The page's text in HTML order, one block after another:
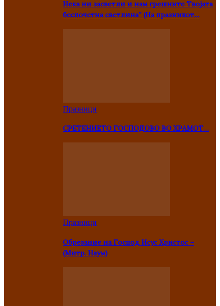
Нека ни засветли и нам грешните Твојата
беспочетна светлина” (На празникот…
Празници
СРЕТЕНИЕТО ГОСПОДОВО ВО ХРАМОТ…
Празници
Oбрезание на Господ Исус Христос –
(Митр. Наум)